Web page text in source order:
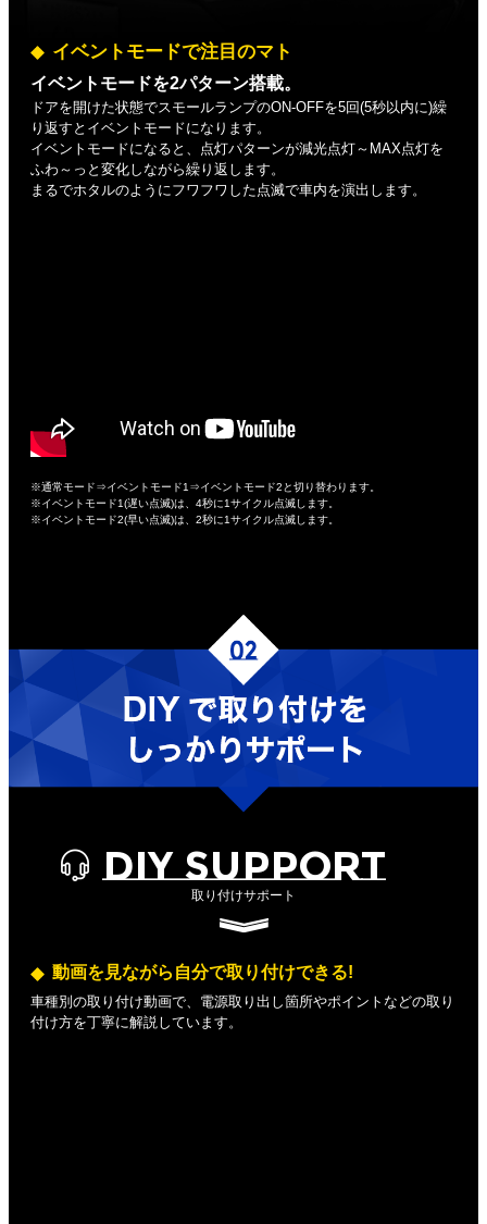
イベントモードで注目のマト
イベントモードを2パターン搭載。
ドアを開けた状態でスモールランプのON-OFFを5回(5秒以内に)繰
り返すとイベントモードになります。
イベントモードになると、点灯パターンが減光点灯～MAX点灯を
ふわ～っと変化しながら繰り返します。
まるでホタルのようにフワフワした点滅で車内を演出します。
※通常モード⇒イベントモード1⇒イベントモード2と切り替わります。
※イベントモード1(遅い点滅)は、4秒に1サイクル点滅します。
※イベントモード2(早い点滅)は、2秒に1サイクル点滅します。
DIY SUPPORT
取り付けサポート
動画を見ながら自分で取り付けできる!
車種別の取り付け動画で、電源取り出し箇所やポイントなどの取り
付け方を丁寧に解説しています。